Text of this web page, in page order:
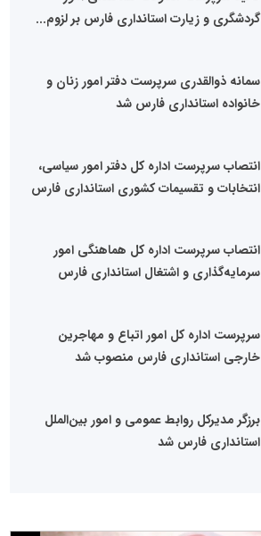
گردشگری و زیارت استانداری فارس بر لزوم...
سمانه ذوالقدری سرپرست دفتر امور زنان و
خانواده استانداری فارس شد
انتصاب سرپرست اداره کل دفتر امور سیاسی،
انتخابات و تقسیمات کشوری استانداری فارس
انتصاب سرپرست اداره کل هماهنگی امور
سرمایه‌گذاری و اشتغال استانداری فارس
سرپرست اداره کل امور اتباع و مهاجرین
خارجی استانداری فارس منصوب شد
برزگر مدیرکل روابط عمومی و امور بین‌الملل
استانداری فارس شد